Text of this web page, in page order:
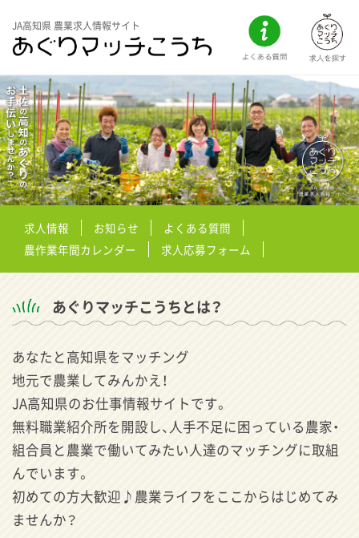
JA高知県 農業求人情報サイト
求人情報 お知らせ
よくある質問
農作業年間カレンダー
求人応募フォーム
あぐりマッチこうちとは？
あなたと高知県をマッチング
地元で農業してみんかえ！
JA高知県のお仕事情報サイトです。
無料職業紹介所を開設し、人手不足に困っている農家・
組合員と農業で働いてみたい人達のマッチングに取組
んでいます。
初めての方大歓迎♪農業ライフをここからはじめてみ
ませんか？